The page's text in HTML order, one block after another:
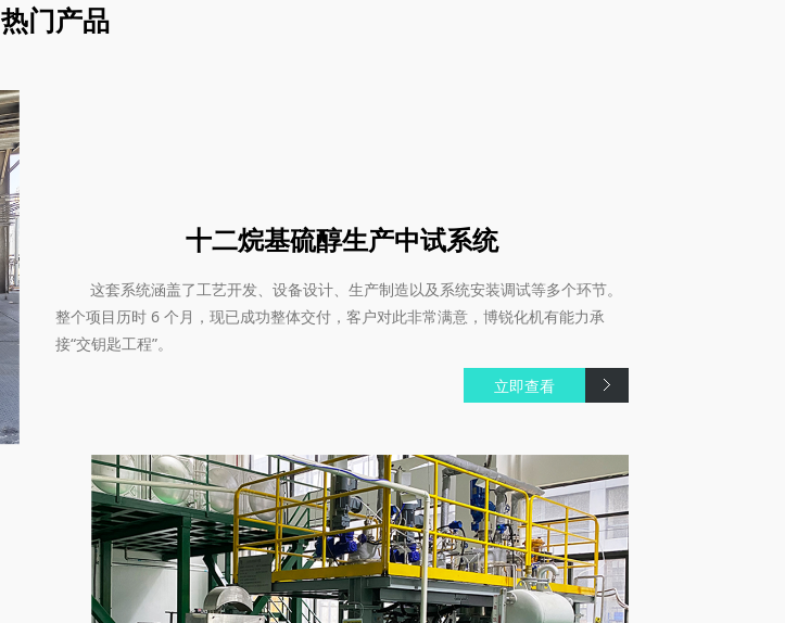
热门产品
十二烷基硫醇生产中试系统
这套系统涵盖了工艺开发、设备设计、生产制造以及系统安装调试等多个环节。
整个项目历时 6 个月，现已成功整体交付，客户对此非常满意，博锐化机有能力承
接“交钥匙工程”。
立即查看